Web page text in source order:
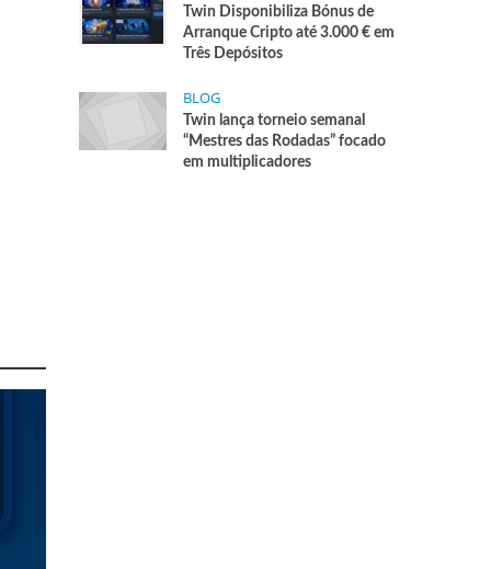
Twin Disponibiliza Bónus de
Arranque Cripto até 3.000 € em
Três Depósitos
BLOG
Twin lança torneio semanal
“Mestres das Rodadas” focado
em multiplicadores